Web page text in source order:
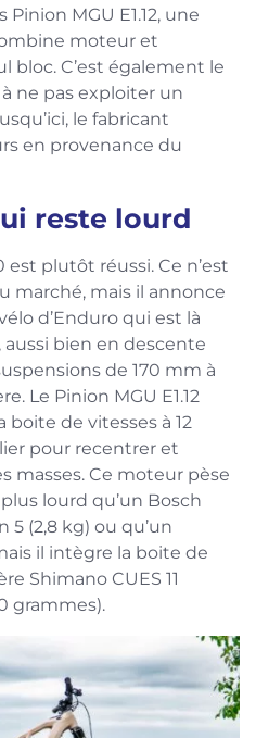
MGU E1.12, une
moteur et
bloc. C’est également le
ne pas exploiter un
le fabricant
en provenance du
reste lourd
plutôt réussi. Ce n’est
marché, mais il annonce
d’Enduro qui est là
aussi bien en descente
de 170 mm à
Le Pinion MGU E1.12
de vitesses à 12
pour recentrer et
masses. Ce moteur pèse
lourd qu’un Bosch
5 (2,8 kg) ou qu’un
il intègre la boite de
Shimano CUES 11
grammes).